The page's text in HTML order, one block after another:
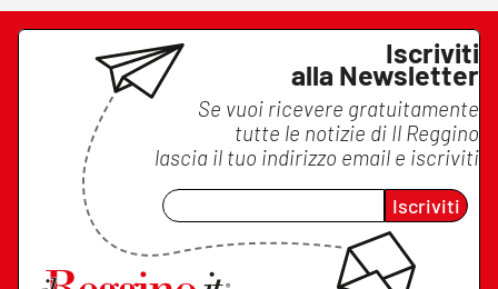
Iscriviti
alla Newsletter
Se vuoi ricevere gratuitamente
tutte le notizie di Il Reggino
lascia il tuo indirizzo email e iscriviti
Iscriviti